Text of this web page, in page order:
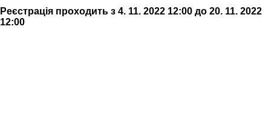
Реєстрація проходить з 4. 11. 2022 12:00 до 20. 11. 2022
12:00